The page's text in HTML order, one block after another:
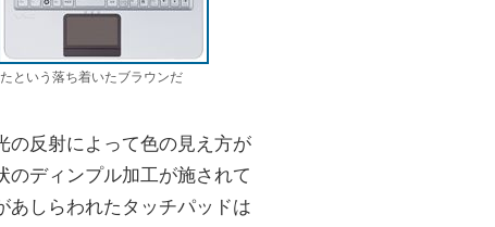
という落ち着いたブラウンだ
反射によって色の見え方が
のディンプル加工が施されて
あしらわれたタッチパッドは